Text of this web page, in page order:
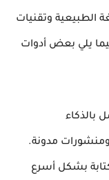
الطبيعية وتقنيات
يلي بعض أدوات
بالذكاء
مدونة.
بشكل أسرع